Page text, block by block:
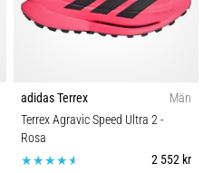
adidas Terrex
Män
Terrex Agravic Speed Ultra 2-
Rosa
2 552 kr